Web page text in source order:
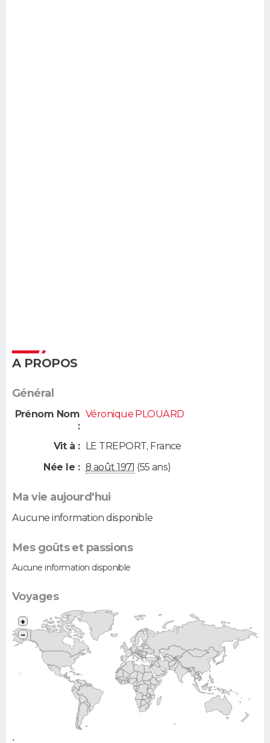
A PROPOS
Général
Prénom Nom
:
Véronique PLOUARD
Vit à : LE TREPORT, France
Née le : 8 août 1971 (55 ans)
Ma vie aujourd'hui
Aucune information disponible
Mes goûts et passions
Aucune information disponible
Voyages
•
+
−